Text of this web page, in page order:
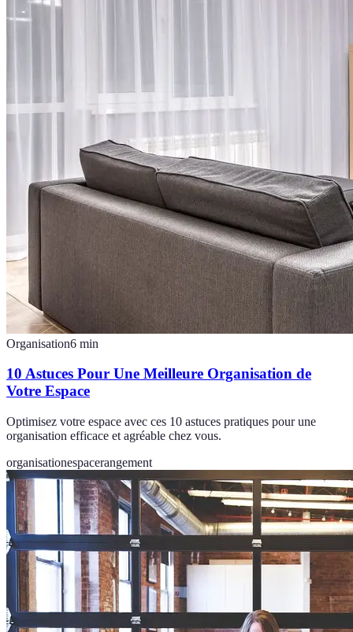
Organisation6 min
10 Astuces Pour Une Meilleure Organisation de
Votre Espace
Optimisez votre espace avec ces 10 astuces pratiques pour une
organisation efficace et agréable chez vous.
organisationespacerangement